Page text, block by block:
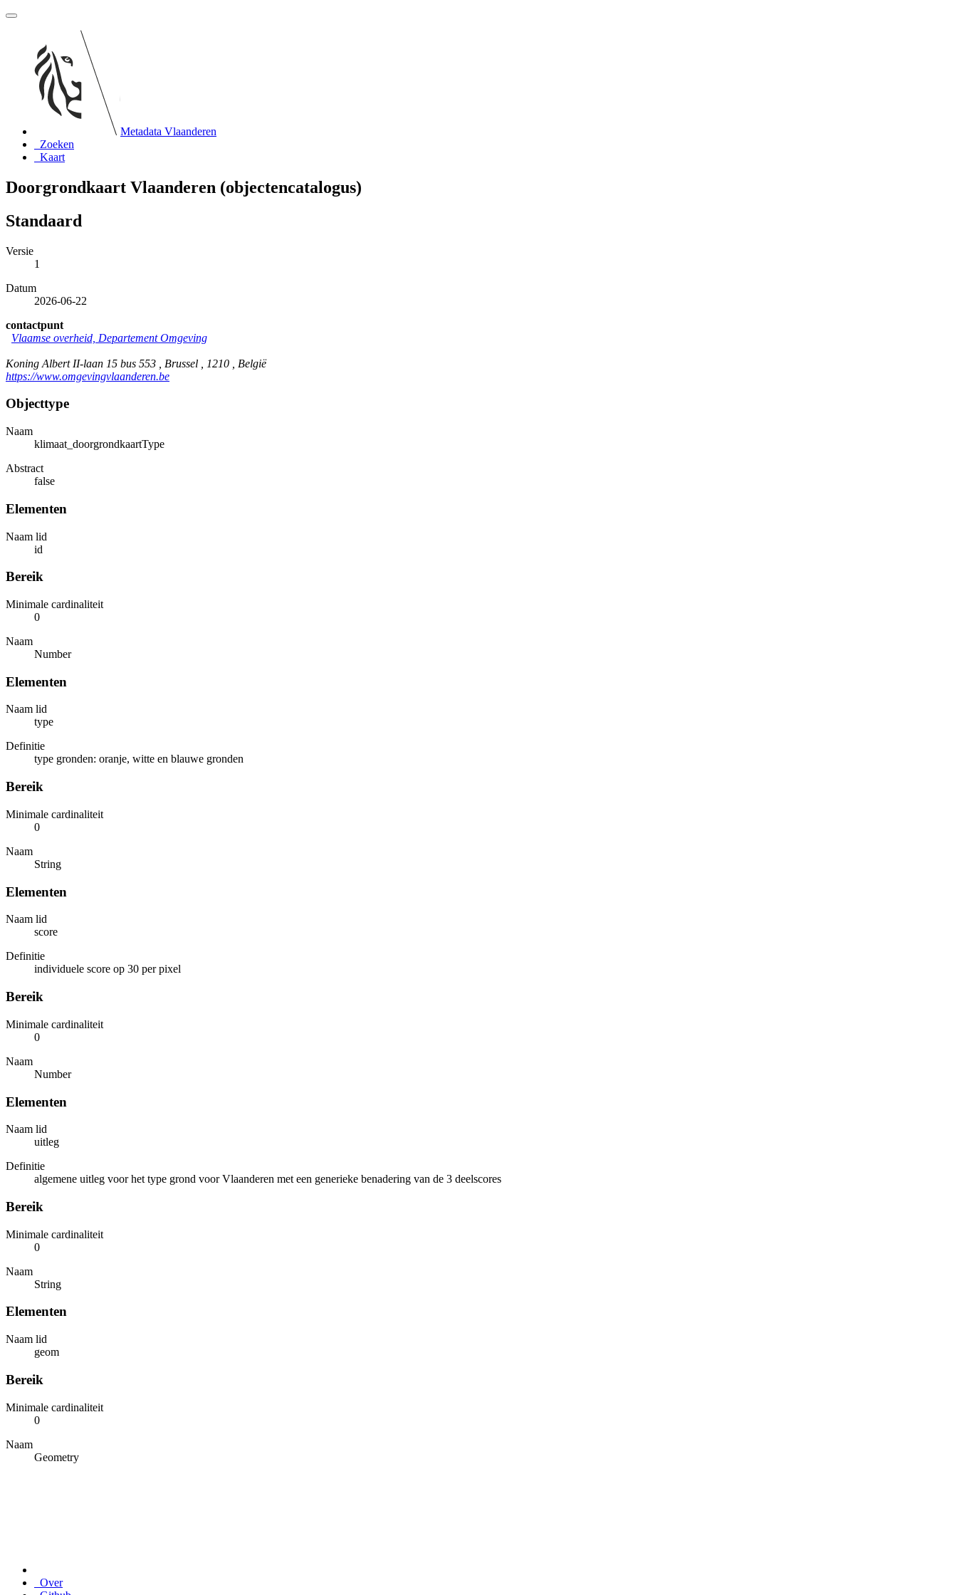
Metadata Vlaanderen
Zoeken
Kaart
Doorgrondkaart Vlaanderen (objectencatalogus)
Standaard
Versie
1
Datum
2026-06-22
contactpunt
Vlaamse overheid, Departement Omgeving
Koning Albert II-laan 15 bus 553 , Brussel , 1210 , België
https://www.omgevingvlaanderen.be
Objecttype
Naam
klimaat_doorgrondkaartType
Abstract
false
Elementen
Naam lid
id
Bereik
Minimale cardinaliteit
0
Naam
Number
Elementen
Naam lid
type
Definitie
type gronden: oranje, witte en blauwe gronden
Bereik
Minimale cardinaliteit
0
Naam
String
Elementen
Naam lid
score
Definitie
individuele score op 30 per pixel
Bereik
Minimale cardinaliteit
0
Naam
Number
Elementen
Naam lid
uitleg
Definitie
algemene uitleg voor het type grond voor Vlaanderen met een generieke benadering van de 3 deelscores
Bereik
Minimale cardinaliteit
0
Naam
String
Elementen
Naam lid
geom
Bereik
Minimale cardinaliteit
0
Naam
Geometry
Over